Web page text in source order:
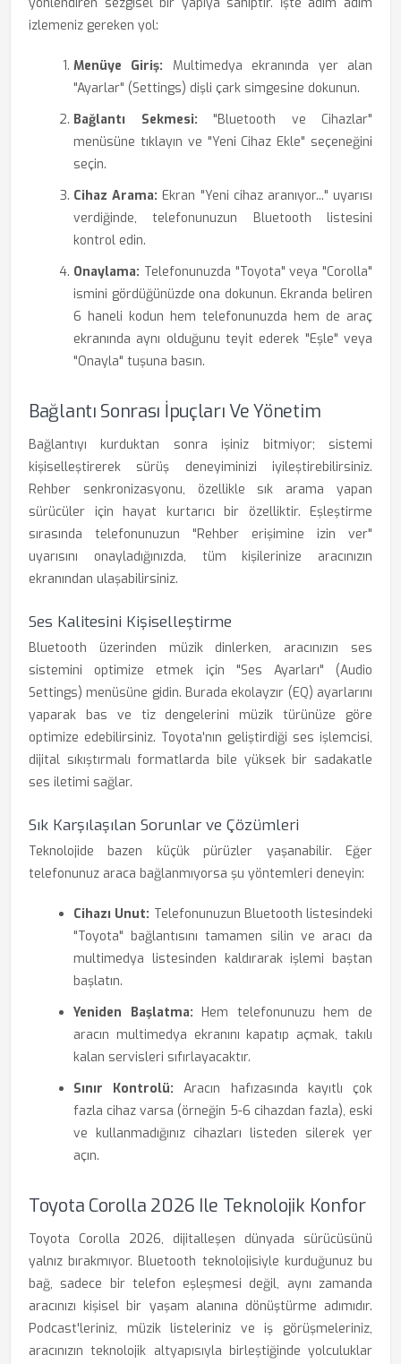
izlemeniz gereken yol:
Menüye Giriş: Multimedya ekranında yer alan
"Ayarlar" (Settings) dişli çark simgesine dokunun.
Bağlantı Sekmesi: "Bluetooth ve Cihazlar"
menüsüne tıklayın ve "Yeni Cihaz Ekle" seçeneğini
seçin.
Cihaz Arama: Ekran "Yeni cihaz aranıyor..." uyarısı
verdiğinde, telefonunuzun Bluetooth listesini
kontrol edin.
Onaylama: Telefonunuzda "Toyota" veya "Corolla"
ismini gördüğünüzde ona dokunun. Ekranda beliren
6 haneli kodun hem telefonunuzda hem de araç
ekranında aynı olduğunu teyit ederek "Eşle" veya
"Onayla" tuşuna basın.
Bağlantı Sonrası İpuçları Ve Yönetim
Bağlantıyı kurduktan sonra işiniz bitmiyor; sistemi
kişiselleştirerek sürüş deneyiminizi iyileştirebilirsiniz.
Rehber senkronizasyonu, özellikle sık arama yapan
sürücüler için hayat kurtarıcı bir özelliktir. Eşleştirme
sırasında telefonunuzun "Rehber erişimine izin ver"
uyarısını onayladığınızda, tüm kişilerinize aracınızın
ekranından ulaşabilirsiniz.
Ses Kalitesini Kişiselleştirme
Bluetooth üzerinden müzik dinlerken, aracınızın ses
sistemini optimize etmek için "Ses Ayarları" (Audio
Settings) menüsüne gidin. Burada ekolayzır (EQ) ayarlarını
yaparak bas ve tiz dengelerini müzik türünüze göre
optimize edebilirsiniz. Toyota'nın geliştirdiği ses işlemcisi,
dijital sıkıştırmalı formatlarda bile yüksek bir sadakatle
ses iletimi sağlar.
Sık Karşılaşılan Sorunlar ve Çözümleri
Teknolojide bazen küçük pürüzler yaşanabilir. Eğer
telefonunuz araca bağlanmıyorsa şu yöntemleri deneyin:
Cihazı Unut: Telefonunuzun Bluetooth listesindeki
"Toyota" bağlantısını tamamen silin ve aracı da
multimedya listesinden kaldırarak işlemi baştan
başlatın.
Yeniden Başlatma: Hem telefonunuzu hem de
aracın multimedya ekranını kapatıp açmak, takılı
kalan servisleri sıfırlayacaktır.
Sınır Kontrolü: Aracın hafızasında kayıtlı çok
fazla cihaz varsa (örneğin 5-6 cihazdan fazla), eski
ve kullanmadığınız cihazları listeden silerek yer
açın.
Toyota Corolla 2026 Ile Teknolojik Konfor
Toyota Corolla 2026, dijitalleşen dünyada sürücüsünü
yalnız bırakmıyor. Bluetooth teknolojisiyle kurduğunuz bu
bağ, sadece bir telefon eşleşmesi değil, aynı zamanda
aracınızı kişisel bir yaşam alanına dönüştürme adımıdır.
Podcast'leriniz, müzik listeleriniz ve iş görüşmeleriniz,
aracınızın teknolojik altyapısıyla birleştiğinde yolculuklar